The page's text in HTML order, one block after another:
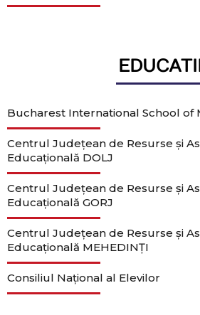
Bucharest International School of
Centrul Județean de Resurse și
Educațională DOLJ
Centrul Județean de Resurse și
Educațională GORJ
Centrul Județean de Resurse și
Educațională MEHEDINȚI
Consiliul Național al Elevilor